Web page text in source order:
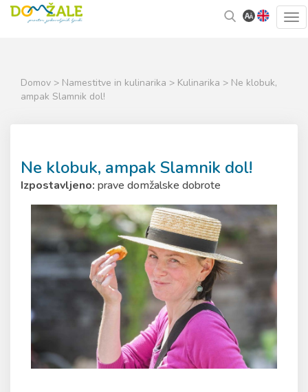
Skoči
na
Kazalo
strani
Domov > Namestitve in kulinarika > Kulinarika > Ne klobuk,
ampak Slamnik dol!
Ne klobuk, ampak Slamnik dol!
Izpostavljeno: prave domžalske dobrote